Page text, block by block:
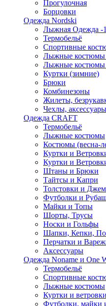
Прогулочная
Борцовки
Одежда Nordski
Лыжная Одежда -
Термобельё
Спортивные
Лыжные костюмы
Лыжные костюмы
Куртки (зимние)
Брюки
Комбинезоны
Жилеты,
Чехлы, аксессуары
Одежда CRAFT
Термобельё
Лыжные костюмы
Костюмы (весна-
Куртки и
Куртки и
Штаны и Брюки
Тайтсы и Капри
Толстовки и
Футболки и
Майки и Топы
Шорты, Трусы
Носки и Гольфы
Шапки, Кепки,
Перчатки и
Аксессуары
Одежда Noname и One
Термобельё
Спортивные
Лыжные костюмы
Куртки и ветровки
Футболки, майки